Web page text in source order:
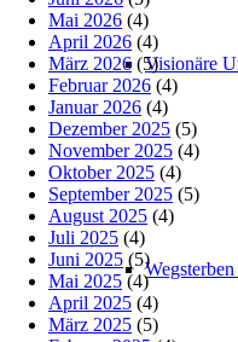
Visionäre
Mai 2026 (4)
April 2026 (4)
März 2026 (5)
Februar 2026 (4)
Januar 2026 (4)
Dezember 2025 (5)
November 2025 (4)
Oktober 2025 (4)
September 2025 (5)
August 2025 (4)
Juli 2025 (4)
Juni 2025 (5)
Mai 2025 (4)
April 2025 (4)
März 2025 (5)